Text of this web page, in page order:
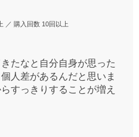
／ 購入回数 10回以上
たなと自分自身が思った
人差があるんだと思いま
すっきりすることが増え